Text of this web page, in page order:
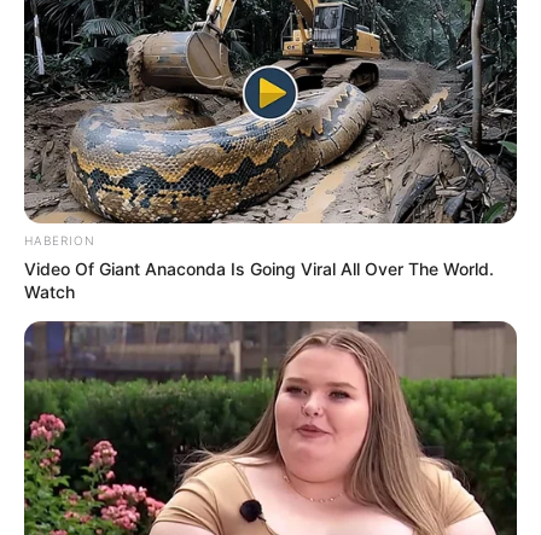
TULIS KOMENTAR
Alamat email Anda tidak akan dipublikasikan. Ruas yang wajib ditandai*
HABERION
Video Of Giant Anaconda Is Going Viral All Over The World.
Watch